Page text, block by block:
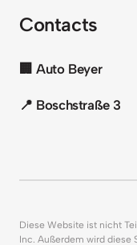
Contacts
🏢 Auto Beyer
📍 Boschstraße 3
Diese Website ist nicht
Inc. Außerdem wird diese